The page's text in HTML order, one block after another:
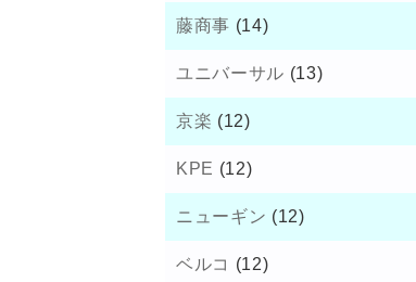
藤商事 (14)
ユニバーサル (13)
京楽 (12)
KPE (12)
ニューギン (12)
ベルコ (12)